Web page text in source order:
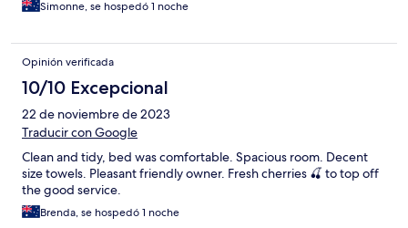
Simonne, se hospedó 1 noche
Opinión verificada
10/10 Excepcional
22 de noviembre de 2023
Traducir con Google
Clean and tidy, bed was comfortable. Spacious room. Decent
size towels. Pleasant friendly owner. Fresh cherries 🍒 to top off
the good service.
Brenda, se hospedó 1 noche